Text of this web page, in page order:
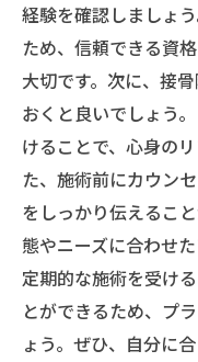
経験を確認しましょ
ため、信頼できる資
大切です。次に、接
おくと良いでしょう
けることで、心身の
た、施術前にカウン
をしっかり伝えるこ
態やニーズに合わせ
定期的な施術を受け
とができるため、プ
ょう。ぜひ、自分に